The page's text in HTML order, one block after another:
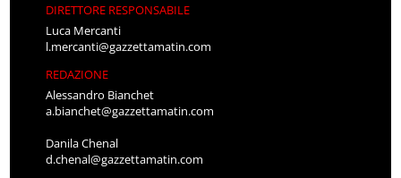
DIRETTORE RESPONSABILE
Luca Mercanti
l.mercanti@gazzettamatin.com
REDAZIONE
Alessandro Bianchet
a.bianchet@gazzettamatin.com
Danila Chenal
d.chenal@gazzettamatin.com